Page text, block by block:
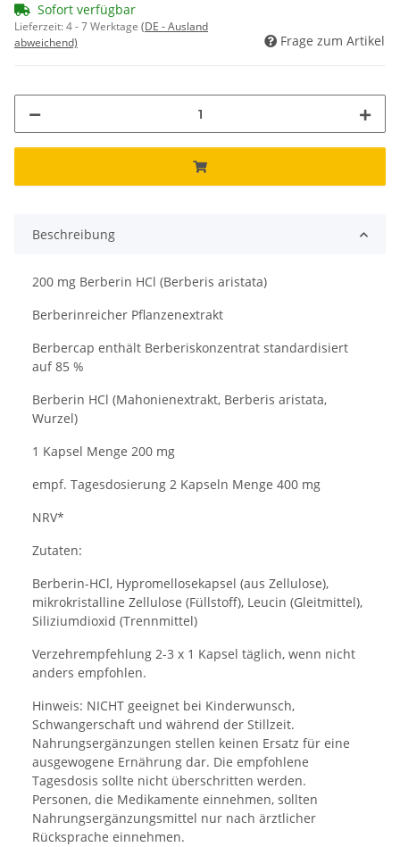
Sofort verfügbar
Lieferzeit:4 - 7 Werktage (DE - Ausland
abweichend)
Frage zum Artikel
Beschreibung
200 mg Berberin HCl (Berberis aristata)
Berberinreicher Pflanzenextrakt
Berbercap enthält Berberiskonzentrat standardisiert
auf 85 %
Berberin HCl (Mahonienextrakt, Berberis aristata,
Wurzel)
1 Kapsel Menge 200 mg
empf. Tagesdosierung 2 Kapseln Menge 400 mg
NRV*
Zutaten:
Berberin-HCl, Hypromellosekapsel (aus Zellulose),
mikrokristalline Zellulose (Füllstoff), Leucin (Gleitmittel),
Siliziumdioxid (Trennmittel)
Verzehrempfehlung 2-3 x 1 Kapsel täglich, wenn nicht
anders empfohlen.
Hinweis: NICHT geeignet bei Kinderwunsch,
Schwangerschaft und während der Stillzeit.
Nahrungsergänzungen stellen keinen Ersatz für eine
ausgewogene Ernährung dar. Die empfohlene
Tagesdosis sollte nicht überschritten werden.
Personen, die Medikamente einnehmen, sollten
Nahrungsergänzungsmittel nur nach ärztlicher
Rücksprache einnehmen.